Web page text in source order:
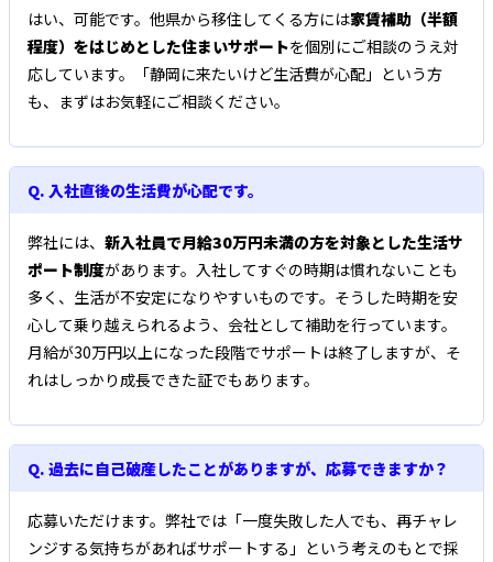
はい、可能です。他県から移住してくる方には家賃補助（半額
程度）をはじめとした住まいサポートを個別にご相談のうえ対
応しています。「静岡に来たいけど生活費が心配」という方
も、まずはお気軽にご相談ください。
Q. 入社直後の生活費が心配です。
弊社には、 新入社員で月給30万円未満の方を対象とした生活サ
ポート制度があります。入社してすぐの時期は慣れないことも
多く、生活が不安定になりやすいものです。そうした時期を安
心して乗り越えられるよう、会社として補助を行っています。
月給が30万円以上になった段階でサポートは終了しますが、そ
れはしっかり成長できた証でもあります。
Q. 過去に自己破産したことがありますが、応募できますか？
応募いただけます。弊社では「一度失敗した人でも、再チャレ
ンジする気持ちがあればサポートする」という考えのもとで採